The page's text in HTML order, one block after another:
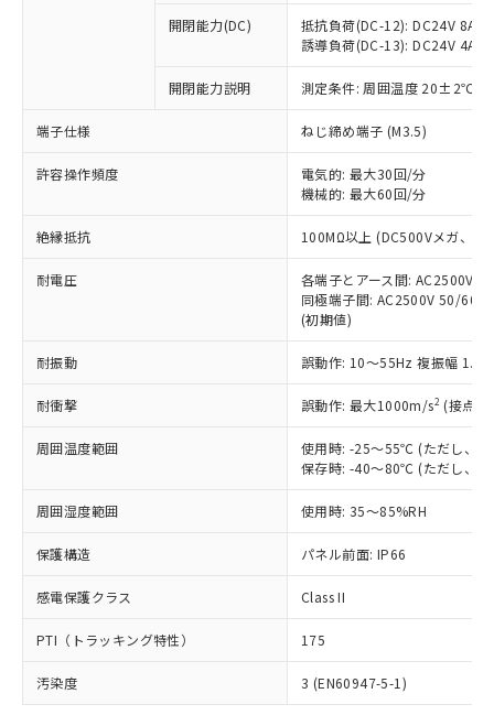
開閉能力(DC)
抵抗負荷(DC-12): DC24V 8A/
誘導負荷(DC-13): DC24V 4A/
開閉能力説明 測定条件: 周囲温度 20±2℃、
端子仕様 ねじ締め端子 (M3.5)
許容操作頻度
電気的: 最大30回/分
機械的: 最大60回/分
絶縁抵抗 100MΩ以上 (DC500Vメガ、点
耐電圧
各端子とアース間: AC2500V
同極端子間: AC2500V 50/
(初期値)
耐振動 誤動作: 10～55Hz 複振幅
耐衝撃 誤動作: 最大1000m/s2 (接点
周囲温度範囲
使用時: -25～55℃ (ただし、氷
保存時: -40～80℃ (ただし、氷
周囲湿度範囲 使用時: 35～85%RH
保護構造 パネル前面: IP66
感電保護クラス Class II
PTI（トラッキング特性） 175
汚染度 3 (EN60947-5-1)
ことをご了承ください。
在庫状況および標準価格照会結果は、
記載している更新日時点での社内デー
タに基づき作成されるものであり、閲
覧された時点での実際の在庫および標
準価格とは異なる場合があることをご
正式な納期状況および標準価格はお客
様のお取引先、またはお客様担当のオ
ムロン制御機器販売店・当社販売員に
オムロン制御機器販売店や当社販売拠
販売ネットワーク
」をご確認
在庫状況および標準価格結果を当社の
事前の承諾なく第三者に漏洩または開
示しないようお願いします。
マイパーツ機能（部品リスト作成サー
ビス）をご利用いただくには、I-Web
メンバーズにご登録されている必要が
お客様が当ウェブサイト上で当社にご
登録された部品リストについて、当社
および当社の共同利用者が、当社の製
品・サービスに関するお客様との取
引・商談に必要な範囲で利用すること
※当社の共同利用者とは、"個人情報
の「1.共同利
用者の範囲」に記載されている法人を
いたものが、含有品と判明した場合などや
むを得ず変更することがあります。
*EU RoHS指令（10物質）：
鉛(Pb) 1000ppm以下、 水銀(Hg) 1000ppm以下、 カド
六価クロム(Cr(Ⅵ)) 1000ppm以下、ポリ臭化ビフェニル
類(PBB) 1000ppm以下、ポリ臭化ジフェニルエーテル類
(PBDE) 1000ppm以下、フタル酸ビス(2-エチルヘキシ
ル) (DEHP)(別名：DOP) 1000ppm以下、フタル酸ブチ
ルベンジル（BBP） 1000ppm以下、フタル酸ジブチル
（DBP） 1000ppm以下、フタル酸ジイソブチル
(DIBP) 1000ppm以下
但し、RoHS指令で産業用監視および制御機器に対する
フタル酸エステル類の４物質については閾値を超える意
図的な使用がないことを確認しています。
部品在庫の切り替え状況などにより、予定
月が前後することがあります。
※3 非含有証明書ダウンロード
下記の非含有証明書をダウンロードするこ
とができます。
EU RoHS指令（10物質）の非含有証明書
51物質の非含有証明書（当社基準）
※本証明書は発行日時点で非含有を証明す
るもので、過去に遡って非含有を証明する
基準値を超えていることを示します。
「－」：未確認です。当社販売部門へお問
ム) : 100ppm、
Cr(Ⅵ)(六価クロム) : 1000ppm、 PBBs(ポリ臭化ビフェ
ニル類) : 1000ppm、 PBDEs(ポリ臭化ジフェニルエーテ
ル類) : 1000ppm、
DBP(フタル酸ジブチル) : 1000ppm、 DIBP(フタル酸ジ
イソブチル) : 1000ppm、 BBP(フタル酸ブチルベンジ
ル) : 1000ppm、
DEHP(フタル酸ビス(2-エチルヘキシル)) : 1000ppm
「ｅ」：有害物質（10物質）のすべてが基
準値以下であることを示します。
「10」：通常の使用状況下において有害物
質が外部に漏えいし、環境に深刻な影響を
及ぼさない年数を意味します。
「－」：未確認です。当社販売部門へお問
い合わせください。
当社は、これら貴社製品のうち、外国
為替および外国貿易法に定める商品
（以下｢規制貨物等」という）を輸出
または国外への提供する場合は、日本
国政府の輸出許可(または役務取引許
可)を取得するなどの必要な手続きを
当社は規制貨物を破棄する場合は、完
全に破砕するなど、違法に輸出されな
いよう必要な手段を講じます。
当社は貴社製品を、核兵器、ミサイ
ル、化学兵器、生物兵器またはその他
武器並びにこれらの製造装置等に一切
当社は、貴社製品を第三者に販売する
場合は、上記1、2および3の内容を当
該第三者に通知します。また当社は、
販売先および販売に係わる関係者が違
法に輸出するおそれがある場合は、取
り引きをいたしません。
キャンセル
説明
○ 一定数以上の在庫あり
一定数には満たないが在庫あり
在庫なし(最新の在庫状況につ
いては、お客様のお取引先、ま
たはお客様担当のオムロン制御
機器販売店・当社販売員にご確
白
受注生産機種、また在庫状況の
情報を公開していない機種